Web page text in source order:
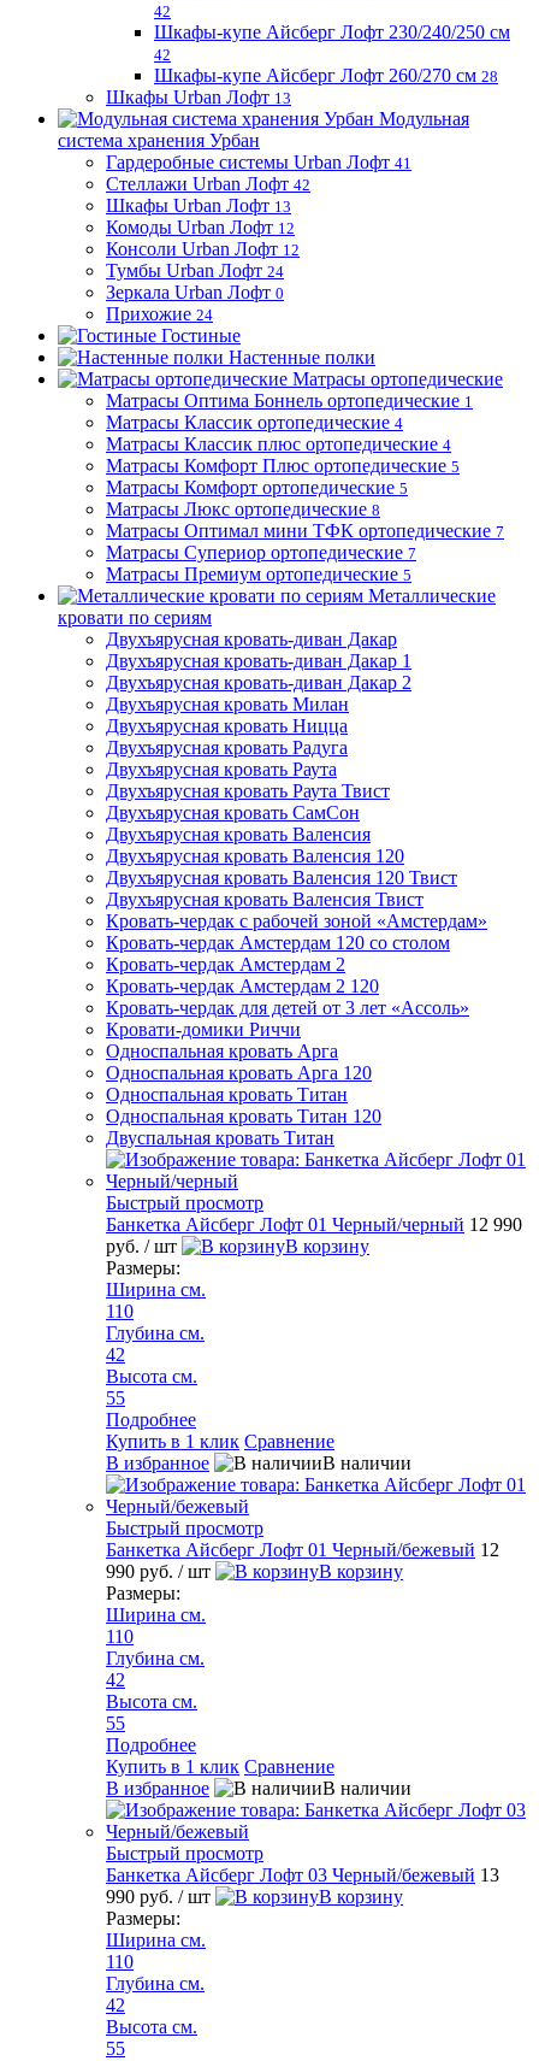
42
Шкафы-купе Айсберг Лофт 230/240/250 см
42
Шкафы-купе Айсберг Лофт 260/270 см 28
Шкафы Urban Лофт 13
Модульная
система хранения Урбан
Гардеробные системы Urban Лофт 41
Стеллажи Urban Лофт 42
Шкафы Urban Лофт 13
Комоды Urban Лофт 12
Консоли Urban Лофт 12
Тумбы Urban Лофт 24
Зеркала Urban Лофт 0
Прихожие 24
Гостиные
Настенные полки
Матрасы ортопедические
Матрасы Оптима Боннель ортопедические 1
Матрасы Классик ортопедические 4
Матрасы Классик плюс ортопедические 4
Матрасы Комфорт Плюс ортопедические 5
Матрасы Комфорт ортопедические 5
Матрасы Люкс ортопедические 8
Матрасы Оптимал мини ТФК ортопедические 7
Матрасы Супериор ортопедические 7
Матрасы Премиум ортопедические 5
Металлические
кровати по сериям
Двухъярусная кровать-диван Дакар
Двухъярусная кровать-диван Дакар 1
Двухъярусная кровать-диван Дакар 2
Двухъярусная кровать Милан
Двухъярусная кровать Ницца
Двухъярусная кровать Радуга
Двухъярусная кровать Раута
Двухъярусная кровать Раута Твист
Двухъярусная кровать СамСон
Двухъярусная кровать Валенсия
Двухъярусная кровать Валенсия 120
Двухъярусная кровать Валенсия 120 Твист
Двухъярусная кровать Валенсия Твист
Кровать-чердак с рабочей зоной «Амстердам»
Кровать-чердак Амстердам 120 со столом
Кровать-чердак Амстердам 2
Кровать-чердак Амстердам 2 120
Кровать-чердак для детей от 3 лет «Ассоль»
Кровати-домики Риччи
Односпальная кровать Арга
Односпальная кровать Арга 120
Односпальная кровать Титан
Односпальная кровать Титан 120
Двуспальная кровать Титан
Быстрый просмотр
Банкетка Айсберг Лофт 01 Черный/черный 12 990
руб. / шт
В корзину
Размеры:
Ширина см.
110
Глубина см.
42
Высота см.
55
Подробнее
Купить в 1 клик Сравнение
В избранное
В наличии
Быстрый просмотр
Банкетка Айсберг Лофт 01 Черный/бежевый 12
990 руб. / шт
В корзину
Размеры:
Ширина см.
110
Глубина см.
42
Высота см.
55
Подробнее
Купить в 1 клик Сравнение
В избранное
В наличии
Быстрый просмотр
Банкетка Айсберг Лофт 03 Черный/бежевый 13
990 руб. / шт
В корзину
Размеры:
Ширина см.
110
Глубина см.
42
Высота см.
55